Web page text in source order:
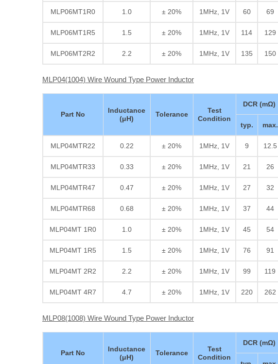
MLP06MT1R0 1.0 ± 20% 1MHz, 1V 60 69
MLP06MT1R5 1.5 ± 20% 1MHz, 1V 114 129
MLP06MT2R2 2.2 ± 20% 1MHz, 1V 135 150
MLP04(1004) Wire Wound Type Power Inductor
Part No
Inductance
(μH)
Tolerance
Test
Condition
DCR (mΩ)
typ.
max.
MLP04MTR22 0.22 ± 20% 1MHz, 1V 9 12.5
MLP04MTR33 0.33 ± 20% 1MHz, 1V 21 26
MLP04MTR47 0.47 ± 20% 1MHz, 1V 27 32
MLP04MTR68 0.68 ± 20% 1MHz, 1V 37 44
MLP04MT 1R0 1.0 ± 20% 1MHz, 1V 45 54
MLP04MT 1R5 1.5 ± 20% 1MHz, 1V 76 91
MLP04MT 2R2 2.2 ± 20% 1MHz, 1V 99 119
MLP04MT 4R7 4.7 ± 20% 1MHz, 1V 220 262
MLP08(1008) Wire Wound Type Power Inductor
Part No
Inductance
(μH)
Tolerance
Test
Condition
DCR (mΩ)